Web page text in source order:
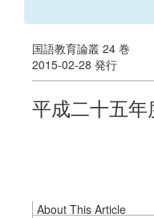
国語教育論叢 24 巻
2015-02-28 発行
平成二十五
About This Article